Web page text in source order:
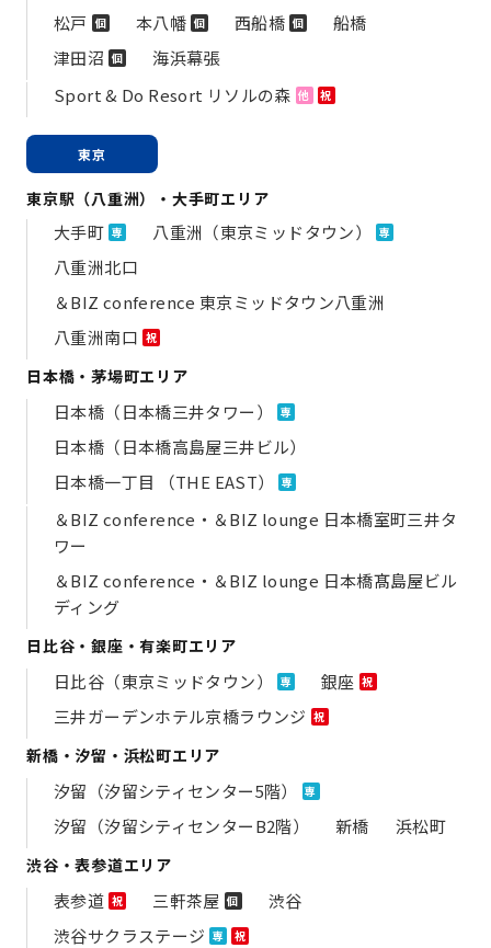
松戸 個 本八幡 個 西船橋 個
船橋
津田沼 個
海浜幕張
Sport & Do Resort リソルの森 他 祝
東京
東京駅（八重洲）・大手町エリア
大手町 専 八重洲（東京ミッドタウン） 専
八重洲北口
＆BIZ conference 東京ミッドタウン八重洲
八重洲南口 祝
日本橋・茅場町エリア
日本橋（日本橋三井タワー） 専
日本橋（日本橋高島屋三井ビル）
日本橋一丁目 （THE EAST）
専
＆BIZ conference・＆BIZ lounge 日本橋室町三井タ
ワー
＆BIZ conference・＆BIZ lounge 日本橋髙島屋ビル
ディング
日比谷・銀座・有楽町エリア
日比谷（東京ミッドタウン） 専 銀座 祝
三井ガーデンホテル京橋ラウンジ 祝
新橋・汐留・浜松町エリア
汐留（汐留シティセンター5階） 専
汐留（汐留シティセンターB2階） 新橋 浜松町
渋谷・表参道エリア
表参道 祝 三軒茶屋 個
渋谷
渋谷サクラステージ 専 祝